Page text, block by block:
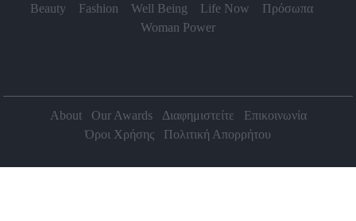
Beauty Fashion Well Being Life Now
Πρόσωπα
Woman Power
About Our Awards Διαφημιστείτε
Επικοινωνία
Όροι Χρήσης
Πολιτική Απορρήτου